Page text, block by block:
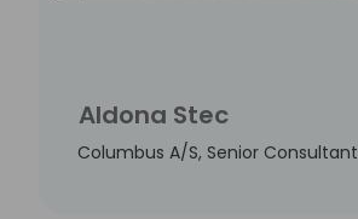
Aldona Stec
Columbus A/S, Senior Consultant